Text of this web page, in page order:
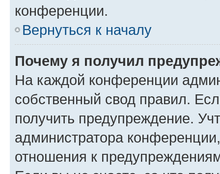
конференции.
Вернуться к началу
Почему я получил
На каждой конференции
собственный свод правил.
получить предупреждение.
администратора
отношения к